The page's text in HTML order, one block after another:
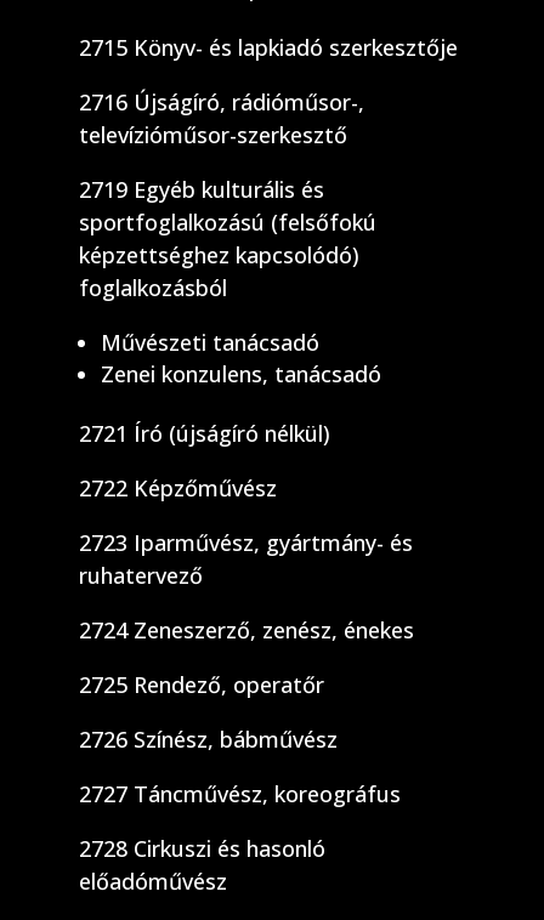
2715 Könyv- és lapkiadó szerkesztője
2716 Újságíró, rádióműsor-,
televízióműsor-szerkesztő
2719 Egyéb kulturális és
sportfoglalkozású (felsőfokú
képzettséghez kapcsolódó)
foglalkozásból
Művészeti tanácsadó
Zenei konzulens, tanácsadó
2721 Író (újságíró nélkül)
2722 Képzőművész
2723 Iparművész, gyártmány- és
ruhatervező
2724 Zeneszerző, zenész, énekes
2725 Rendező, operatőr
2726 Színész, bábművész
2727 Táncművész, koreográfus
2728 Cirkuszi és hasonló
előadóművész